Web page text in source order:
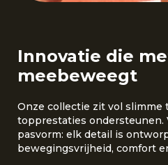
Innovatie die
meebeweegt
Onze collectie zit vol slimme
topprestaties ondersteunen.
pasvorm: elk detail is
bewegingsvrijheid, comfort